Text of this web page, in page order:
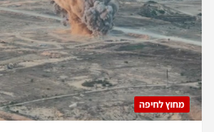
מחוץ לחיפה